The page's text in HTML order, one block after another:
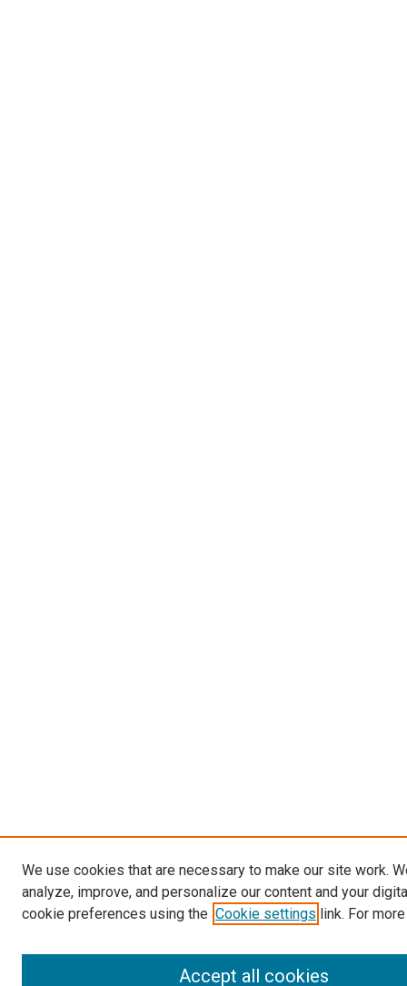
We use cookies that are necessary to make our site work.
analyze, improve, and personalize our content and your
cookie preferences using the Cookie settings link. For
Accept all cookies